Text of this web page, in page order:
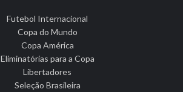
Futebol Internacional
Copa do Mundo
Copa América
Eliminatórias para a Copa
Libertadores
Seleção Brasileira